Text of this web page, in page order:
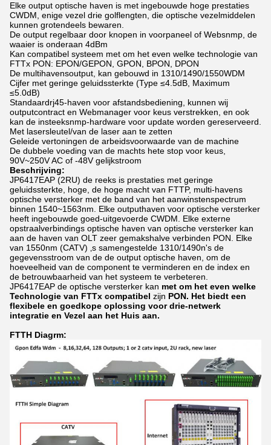
Elke output optische haven is met ingebouwde hoge prestaties
CWDM, enige vezel drie golflengten, die optische vezelmiddelen
kunnen grotendeels bewaren.
De output regelbaar door knopen in voorpaneel of Websnmp, de
waaier is onderaan 4dBm
Kan compatibel systeem met om het even welke technologie van
FTTx PON: EPON/GEPON, GPON, BPON, DPON
De multihavensoutput, kan gebouwd in 1310/1490/1550WDM
Cijfer met geringe geluidssterkte (Type ≤4.5dB, Maximum
≤5.0dB)
Standaardrj45-haven voor afstandsbediening, kunnen wij
outputcontract en Webmanager voor keus verstrekken, en ook
kan de insteeksnmp-hardware voor update worden gereserveerd.
Met lasersleutel/van de laser aan te zetten
Geleide vertoningen de arbeidsvoorwaarde van de machine
De dubbele voeding van de machts hete stop voor keus,
90V~250V AC of -48V gelijkstroom
Beschrijving:
JP6417EAP (2RU) de reeks is prestaties met geringe
geluidssterkte, hoge, de hoge macht van FTTP, multi-havens
optische versterker met de band van het aanwinstenspectrum
binnen 1540~1563nm. Elke outputhaven voor optische versterker
heeft ingebouwde goed-uitgevoerde CWDM. Elke externe
opstraalverbindings optische haven van optische versterker kan
aan de haven van OLT zeer gemakshalve verbinden PON. Elke
van 1550nm (CATV) ‚s samengestelde 1310/1490n's de
gegevensstroom van de de output optische haven, om de
hoeveelheid van de component te verminderen en de index en
de betrouwbaarheid van het systeem te verbeteren.
JP6417EAP de optische versterker kan met om het even welke
Technologie van FTTx compatibel zijn PON. Het biedt een
flexibele en goedkope oplossing voor drie-netwerk
integratie en Vezel aan het Huis aan.
FTTH Diagrm: